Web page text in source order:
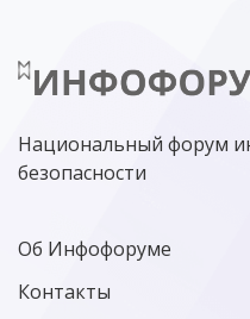
МИНЦИФРЫ РОССИИ
Национальный форум
безопасности
Об Инфофоруме
Контакты